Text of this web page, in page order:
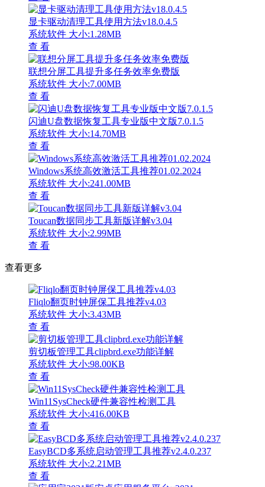
显卡驱动清理工具使用方法v18.0.4.5
系统软件 大小:1.28MB
查 看
联想分屏工具提升多任务效率免费版
系统软件 大小:7.00MB
查 看
闪迪U盘数据恢复工具专业版中文版7.0.1.5
系统软件 大小:14.70MB
查 看
Windows系统高效激活工具推荐01.02.2024
系统软件 大小:241.00MB
查 看
Toucan数据同步工具新版详解v3.04
系统软件 大小:2.99MB
查 看
查看更多
Fliqlo翻页时钟屏保工具推荐v4.03
系统软件 大小:3.43MB
查 看
剪切板管理工具clipbrd.exe功能详解
系统软件 大小:98.00KB
查 看
Win11SysCheck硬件兼容性检测工具
系统软件 大小:416.00KB
查 看
EasyBCD多系统启动管理工具推荐v2.4.0.237
系统软件 大小:2.21MB
查 看